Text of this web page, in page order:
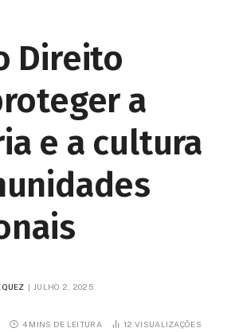
Direito
a
e a cultura
JULHO 2, 2025
4 MINS DE LEITURA 12VISUALIZAÇÕES